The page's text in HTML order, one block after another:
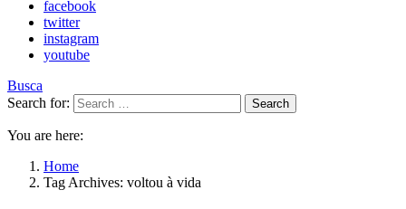
facebook
twitter
instagram
youtube
Busca
Search for:
Search
You are here:
Home
Tag Archives: voltou à vida